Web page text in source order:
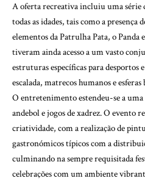
A oferta recreativa incluiu uma série
todas as idades, tais como a presença
elementos da Patrulha Pata, o Panda
tiveram ainda acesso a um vasto
estruturas específicas para desportos
escalada, matrecos humanos e
O entretenimento estendeu-se a
andebol e jogos de xadrez. O evento
criatividade, com a realização de
gastronómicos típicos com a
culminando na sempre requisitada
celebrações com um ambiente